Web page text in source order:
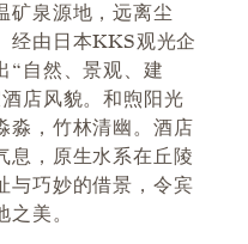
矿泉源地，远离尘
经由日本KKS观光企
“自然、景观、建
店风貌。和煦阳光
淼，竹林清幽。酒店
息，原生水系在丘陵
与巧妙的借景，令宾
美。